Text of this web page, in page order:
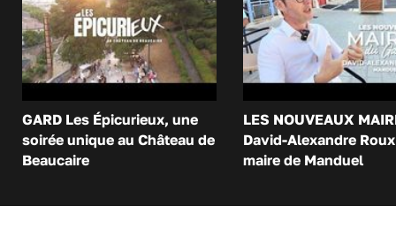
GARD Les Épicurieux, une
soirée unique au Château de
Beaucaire
LES NOUVEAUX
David-Alexandre
maire de Manduel